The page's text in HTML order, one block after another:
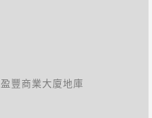
豐商業大廈地庫